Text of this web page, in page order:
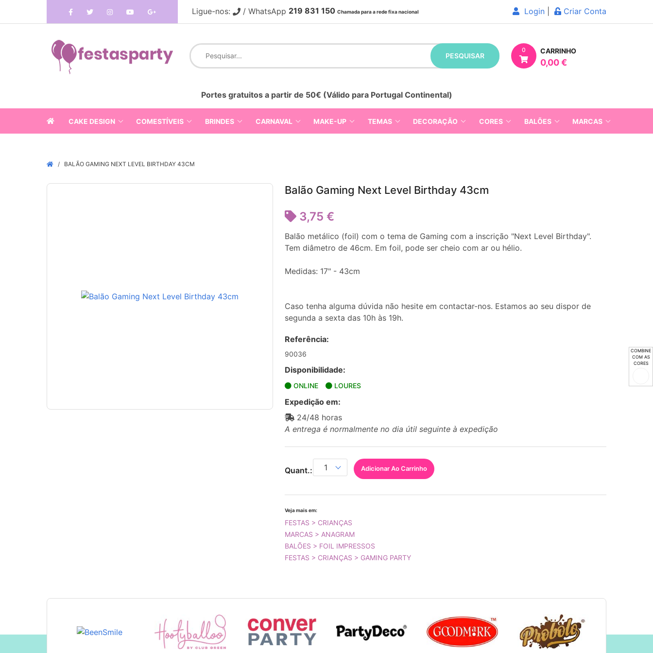
COMBINE
COM AS
CORES
Ligue-nos: / WhatsApp 219 831 150 Chamada para a rede fixa nacional Login Criar Conta
PESQUISAR
0 CARRINHO
0,00 €
Portes gratuitos a partir de 50€ (Válido para Portugal Continental)
CAKE DESIGN COMESTÍVEIS BRINDES CARNAVAL MAKE-UP TEMAS DECORAÇÃO CORES BALÕES MARCAS
BALÃO GAMING NEXT LEVEL BIRTHDAY 43CM
Balão Gaming Next Level Birthday 43cm
3,75 €
Balão metálico (foil) com o tema de Gaming com a inscrição "Next Level Birthday".
Tem diâmetro de 46cm. Em foil, pode ser cheio com ar ou hélio.
Medidas: 17" - 43cm
Caso tenha alguma dúvida não hesite em contactar-nos. Estamos ao seu dispor de
segunda a sexta das 10h às 19h.
Referência:
90036
Disponibilidade:
ONLINE LOURES
Expedição em:
24/48 horas
A entrega é normalmente no dia útil seguinte à expedição
Quant.: Adicionar Ao Carrinho
Veja mais em:
FESTAS > CRIANÇAS
MARCAS > ANAGRAM
BALÕES > FOIL IMPRESSOS
FESTAS > CRIANÇAS > GAMING PARTY